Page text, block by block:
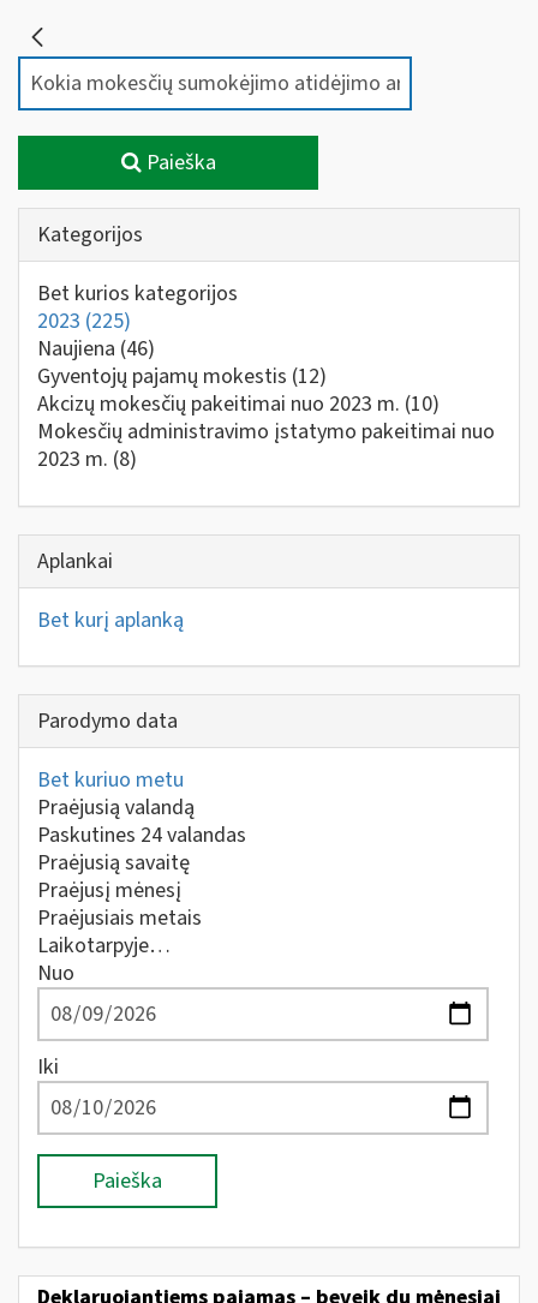
Paieška
Kategorijos
Bet kurios kategorijos
2023 (225)
Naujiena (46)
Gyventojų pajamų mokestis (12)
Akcizų mokesčių pakeitimai nuo 2023 m. (10)
Mokesčių administravimo įstatymo pakeitimai nuo
2023 m. (8)
Aplankai
Bet kurį aplanką
Parodymo data
Bet kuriuo metu
Praėjusią valandą
Paskutines 24 valandas
Praėjusią savaitę
Praėjusį mėnesį
Praėjusiais metais
Laikotarpyje…
Nuo
Iki
Paieška
Deklaruojantiems pajamas – beveik du mėnesiai